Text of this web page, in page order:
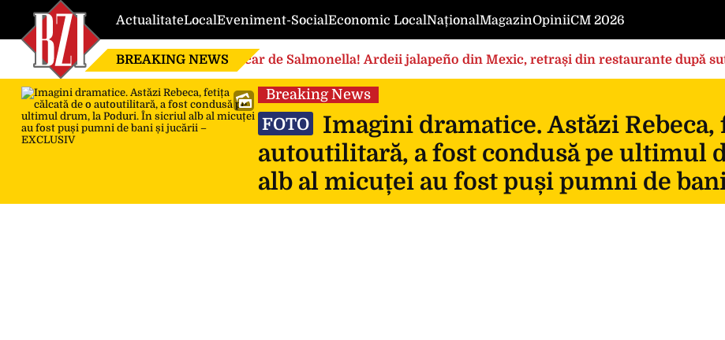
ActualitateLocalEveniment-SocialEconomic LocalNaționalMagazinOpiniiCM 2026
BREAKING NEWS Focar de Salmonella! Ardeii jalapeño din Mexic, retrași din restaurante după
Breaking News
FOTO
Imagini dramatice. Astăzi Rebeca,
autoutilitară, a fost condusă pe ultimul
alb al micuței au fost puși pumni de